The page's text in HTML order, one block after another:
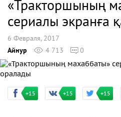
«Тракторшының
сериалы экранға
6 Февраля, 2017
Айнур
4 713 0
+15 +15 +15